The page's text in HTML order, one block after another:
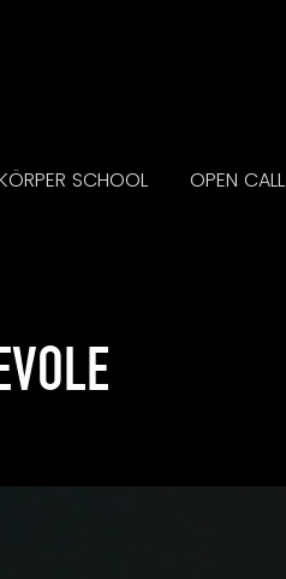
SCHOOL OPEN CALL